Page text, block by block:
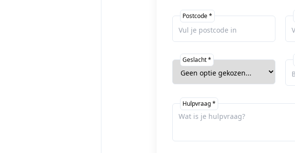
Postcode *
Geslacht *
Hulpvraag *